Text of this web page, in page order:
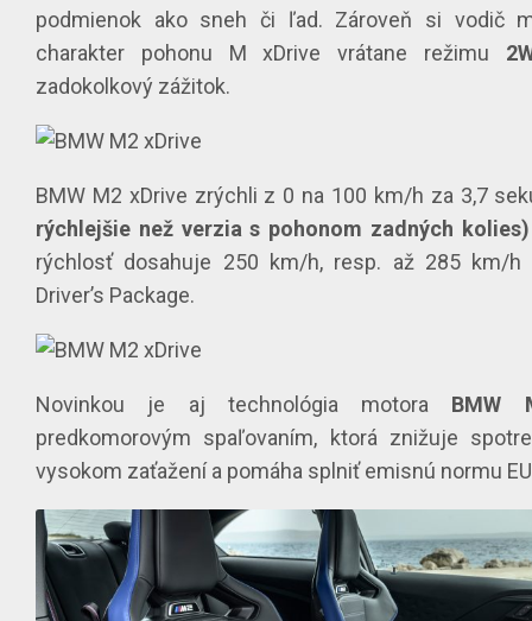
podmienok ako sneh či ľad. Zároveň si vodič
charakter pohonu M xDrive vrátane režimu
zadokolkový zážitok.
BMW M2 xDrive zrýchli z 0 na 100 km/h za 3,7
rýchlejšie než verzia s pohonom zadných kolies)
rýchlosť dosahuje 250 km/h, resp. až 285 km/
Driver’s Package.
Novinkou je aj technológia motora BMW
predkomorovým spaľovaním, ktorá znižuje
vysokom zaťažení a pomáha splniť emisnú normu